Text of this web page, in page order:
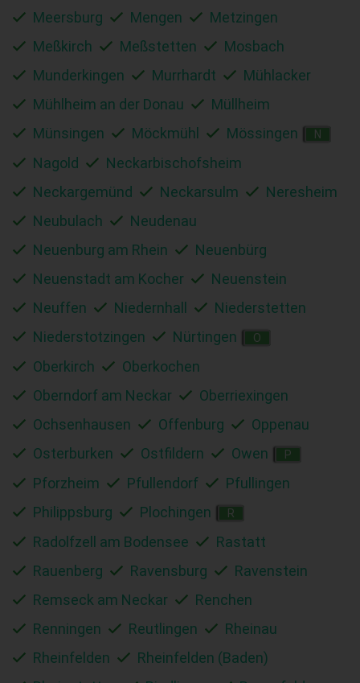
Meersburg
Mengen
Metzingen
Meßkirch
Meßstetten
Mosbach
Munderkingen
Murrhardt
Mühlacker
Mühlheim an der Donau
Müllheim
Münsingen
Möckmühl Mössingen N
Nagold
Neckarbischofsheim
Neckargemünd
Neckarsulm
Neresheim
Neubulach
Neudenau
Neuenburg am Rhein
Neuenbürg
Neuenstadt am Kocher
Neuenstein
Neuffen
Niedernhall
Niederstetten
Niederstotzingen
Nürtingen O
Oberkirch
Oberkochen
Oberndorf am Neckar
Oberriexingen
Ochsenhausen
Offenburg
Oppenau
Osterburken
Ostfildern Owen P
Pforzheim Pfullendorf
Pfullingen
Philippsburg
Plochingen R
Radolfzell am Bodensee
Rastatt
Rauenberg
Ravensburg
Ravenstein
Remseck am Neckar
Renchen
Renningen
Reutlingen
Rheinau
Rheinfelden
Rheinfelden (Baden)